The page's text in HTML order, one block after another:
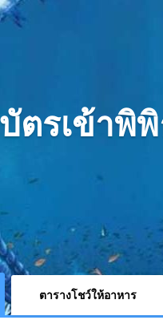
บัตรเข้าพิ
ตารางโชว์ให้อาหาร